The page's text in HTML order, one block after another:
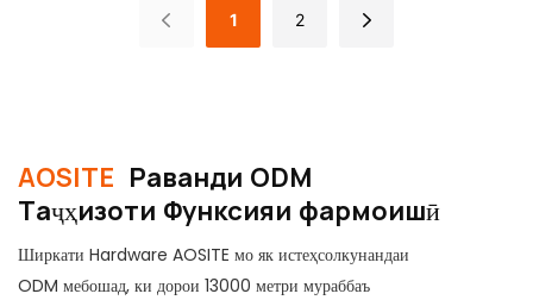
1 2
AOSITE Раванди ODM
Таҷҳизоти Функсияи фармоишӣ
Ширкати Hardware AOSITE мо як истеҳсолкунандаи
ODM мебошад, ки дорои 13000 метри мураббаъ